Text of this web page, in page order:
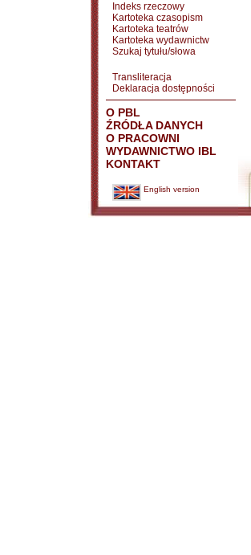
Indeks rzeczowy
Kartoteka czasopism
Kartoteka teatrów
Kartoteka wydawnictw
Szukaj tytułu/słowa
Transliteracja
Deklaracja dostępności
O PBL
ŹRÓDŁA DANYCH
O PRACOWNI
WYDAWNICTWO IBL
KONTAKT
English version